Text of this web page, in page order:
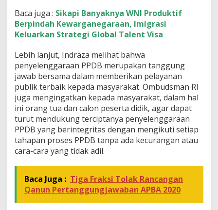
Baca juga : Sikapi Banyaknya WNI Produktif
Berpindah Kewarganegaraan, Imigrasi
Keluarkan Strategi Global Talent Visa
Lebih lanjut, Indraza melihat bahwa
penyelenggaraan PPDB merupakan tanggung
jawab bersama dalam memberikan pelayanan
publik terbaik kepada masyarakat. Ombudsman RI
juga mengingatkan kepada masyarakat, dalam hal
ini orang tua dan calon peserta didik, agar dapat
turut mendukung terciptanya penyelenggaraan
PPDB yang berintegritas dengan mengikuti setiap
tahapan proses PPDB tanpa ada kecurangan atau
cara-cara yang tidak adil.
Baca Juga : Tiga Fraksi Tolak Rancangan
Qanun Pertanggungjawaban APBA 2020